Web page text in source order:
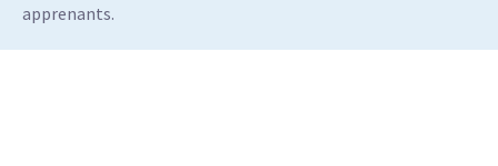
apprenants.